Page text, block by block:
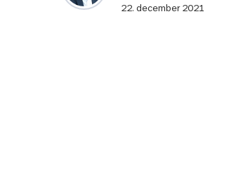
22. december 2021